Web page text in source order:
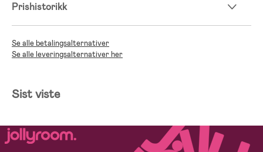
Prishistorikk
Se alle betalingsalternativer
Se alle leveringsalternativer her
Sist viste